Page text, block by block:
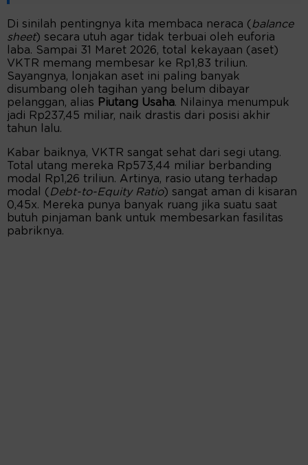
Di sinilah pentingnya kita membaca neraca ( balance
sheet) secara utuh agar tidak terbuai oleh euforia
laba. Sampai 31 Maret 2026, total kekayaan (aset)
VKTR memang membesar ke Rp1,83 triliun.
Sayangnya, lonjakan aset ini paling banyak
disumbang oleh tagihan yang belum dibayar
pelanggan, alias
Piutang Usaha. Nilainya menumpuk
jadi Rp237,45 miliar, naik drastis dari posisi akhir
tahun lalu.
Kabar baiknya, VKTR sangat sehat dari segi utang.
Total utang mereka Rp573,44 miliar berbanding
modal Rp1,26 triliun. Artinya, rasio utang terhadap
modal ( Debt-to-Equity Ratio) sangat aman di kisaran
0,45x. Mereka punya banyak ruang jika suatu saat
butuh pinjaman bank untuk membesarkan fasilitas
pabriknya.